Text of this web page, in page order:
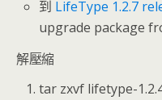
到 LifeType 1.2.7
upgrade package
解壓縮
tar zxvf lifetype-